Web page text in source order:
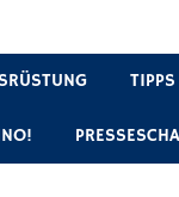
TIPPS